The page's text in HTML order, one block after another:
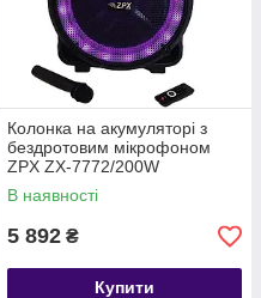
Колонка на акумуляторі з
бездротовим мікрофоном
ZPX ZX-7772/200W
(USB/Bluetooth/FM/TWS)
В наявності
5 892 ₴
Купити